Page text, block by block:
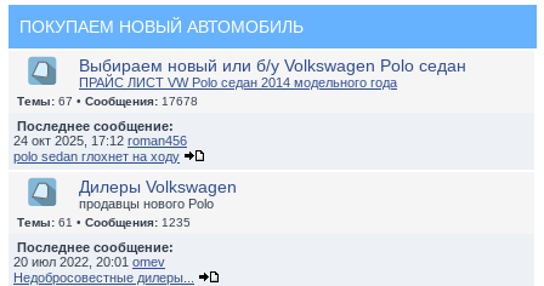
ПОКУПАЕМ НОВЫЙ АВТОМОБИЛЬ
Выбираем новый или б/у Volkswagen Polo седан
ПРАЙС ЛИСТ VW Polo седан 2014 модельного года
Темы: 67 • Сообщения: 17678
Последнее сообщение:
24 окт 2025, 17:12 roman456
polo sedan глохнет на ходу
Дилеры Volkswagen
продавцы нового Polo
Темы: 61 • Сообщения: 1235
Последнее сообщение:
20 июл 2022, 20:01 omev
Недобросовестные дилеры...